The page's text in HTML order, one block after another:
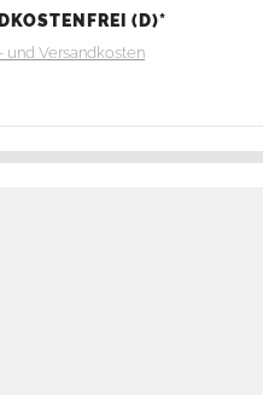
(D)*
und Versandkosten